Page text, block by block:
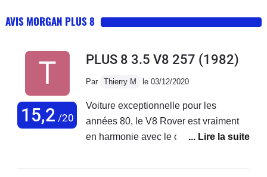
AVIS MORGAN PLUS 8
15,2 /20
PLUS 8 3.5 V8 257 (1982)
Par Thierry M le 03/12/2020
Voiture exceptionnelle pour les
années 80, le V8 Rover est vraiment
en harmonie avec le chassis.Difficile
pour se faire plaisir…..Je recommande